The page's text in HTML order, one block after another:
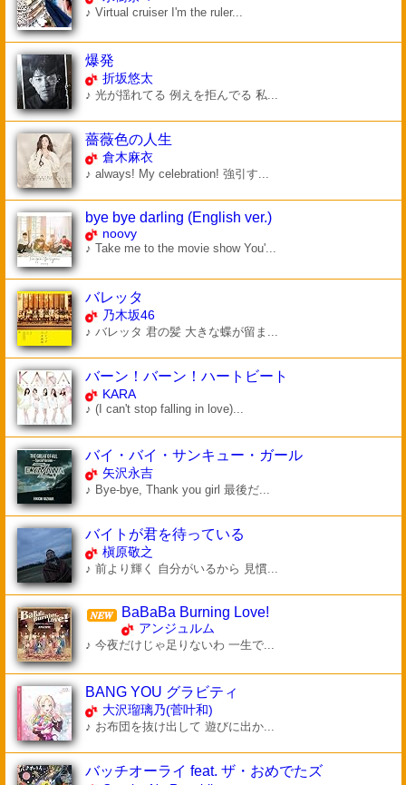
♪ Virtual cruiser I'm the ruler...
爆発
折坂悠太
♪ 光が揺れてる 例えを拒んでる 私...
薔薇色の人生
倉木麻衣
♪ always! My celebration! 強引す...
bye bye darling (English ver.)
noovy
♪ Take me to the movie show You'...
バレッタ
乃木坂46
♪ バレッタ 君の髪 大きな蝶が留ま...
バーン！バーン！ハートビート
KARA
♪ (I can't stop falling in love)...
バイ・バイ・サンキュー・ガール
矢沢永吉
♪ Bye-bye, Thank you girl 最後だ...
バイトが君を待っている
槇原敬之
♪ 前より輝く 自分がいるから 見慣...
BaBaBa Burning Love!
アンジュルム
♪ 今夜だけじゃ足りないわ 一生で...
BANG YOU グラビティ
大沢瑠璃乃(菅叶和)
♪ お布団を抜け出して 遊びに出か...
バッチオーライ feat. ザ・おめでたズ